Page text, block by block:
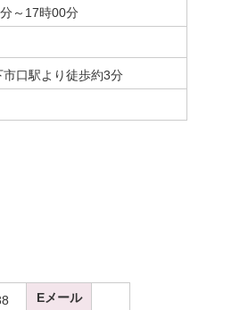
～17時00分
市口駅より徒歩約3分
Eメール